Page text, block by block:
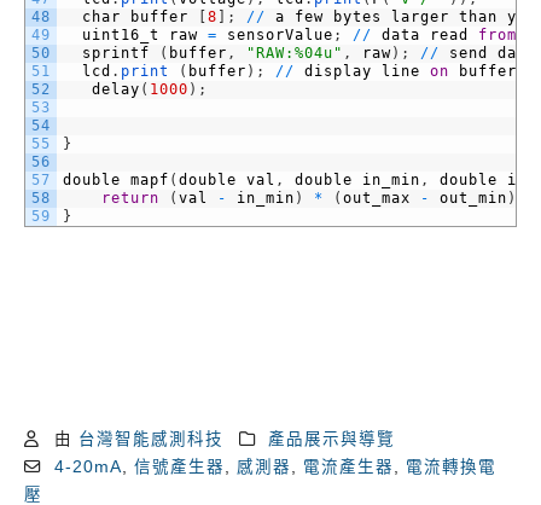
48
49
50
51
52
53
54
55
56
57
58
59
char
buffer 8 ; // a few bytes larger than
uint16_t
raw = sensorValue ; // data read from
sprintf
( buffer , "RAW:%04u" , raw) ; // send
data
lcd . print ( buffer ) ; // display line on
buffer
delay ( 1000 ) ;
}
double mapf ( double val , double in_min , double
return
( val - in_min ) * ( out_max - out_min )
}
由 台灣智能感測科技
產品展示與導覽
4-20mA
信號產生器 感測器 電流產生器
電流轉換電
壓